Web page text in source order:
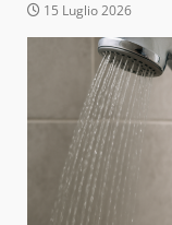
15 Luglio 2026